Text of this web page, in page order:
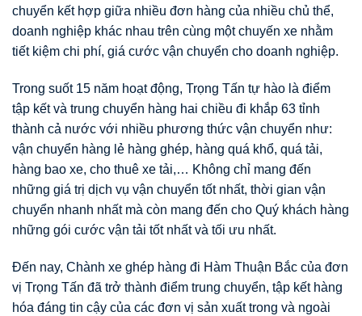
chuyển kết hợp giữa nhiều đơn hàng của nhiều chủ thể,
doanh nghiệp khác nhau trên cùng một chuyến xe nhằm
tiết kiệm chi phí, giá cước vận chuyển cho doanh nghiệp.
Trong suốt 15 năm hoạt động, Trọng Tấn tự hào là điểm
tập kết và trung chuyển hàng hai chiều đi khắp 63 tỉnh
thành cả nước với nhiều phương thức vận chuyển như:
vận chuyển hàng lẻ hàng ghép, hàng quá khổ, quá tải,
hàng bao xe, cho thuê xe tải,… Không chỉ mang đến
những giá trị dịch vụ vận chuyển tốt nhất, thời gian vận
chuyển nhanh nhất mà còn mang đến cho Quý khách hàng
những gói cước vận tải tốt nhất và tối ưu nhất.
Đến nay, Chành xe ghép hàng đi Hàm Thuận Bắc của đơn
vị Trọng Tấn đã trở thành điểm trung chuyển, tập kết hàng
hóa đáng tin cậy của các đơn vị sản xuất trong và ngoài